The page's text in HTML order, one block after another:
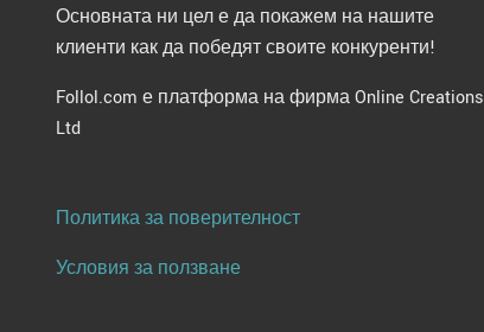
Основната ни цел е да покажем на нашите
клиенти как да победят своите конкуренти!
Follol.com е платформа на фирма Online Creations
Ltd
Политика за поверителност
Условия за ползване